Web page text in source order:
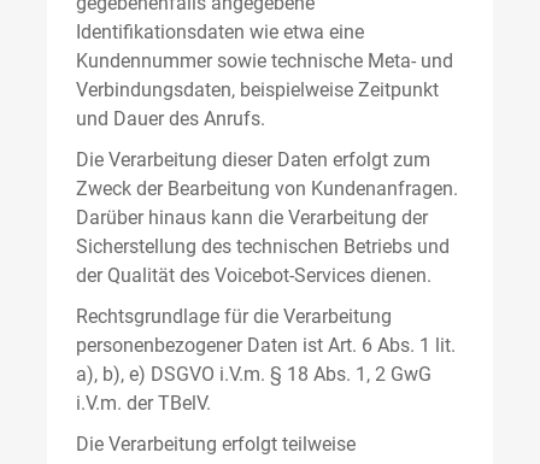
Identifikationsdaten wie etwa eine
Kundennummer sowie technische Meta- und
Verbindungsdaten, beispielweise Zeitpunkt
und Dauer des Anrufs.
Die Verarbeitung dieser Daten erfolgt zum
Zweck der Bearbeitung von Kundenanfragen.
Darüber hinaus kann die Verarbeitung der
Sicherstellung des technischen Betriebs und
der Qualität des Voicebot-Services dienen.
Rechtsgrundlage für die Verarbeitung
personenbezogener Daten ist Art. 6 Abs. 1 lit.
a), b), e) DSGVO i.V.m. § 18 Abs. 1, 2 GwG
i.V.m. der TBelV.
Die Verarbeitung erfolgt teilweise